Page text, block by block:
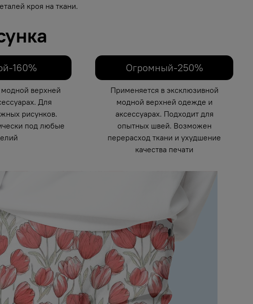
кроя на ткани.
160%
верхней
Для
рисунков.
под любые
Огромный-250%
Применяется в эксклюзивной
модной верхней одежде и
аксессуарах. Подходит для
опытных швей. Возможен
перерасход ткани и ухудшение
качества печати